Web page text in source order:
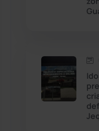
Érico Cardoso
Esportes